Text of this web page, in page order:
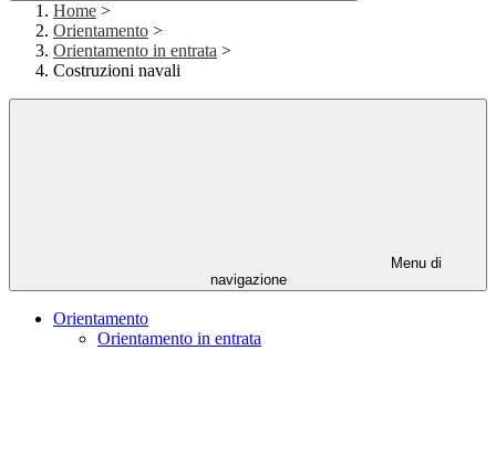
Home >
Orientamento >
Orientamento in entrata >
Costruzioni navali
Menu di
navigazione
Orientamento
Orientamento in entrata